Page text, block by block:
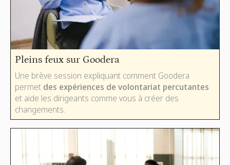
Pleins feux sur Goodera
Une brève session expliquant comment Goodera
permet des expériences de volontariat percutantes
et aide les dirigeants comme vous à créer des
changements.